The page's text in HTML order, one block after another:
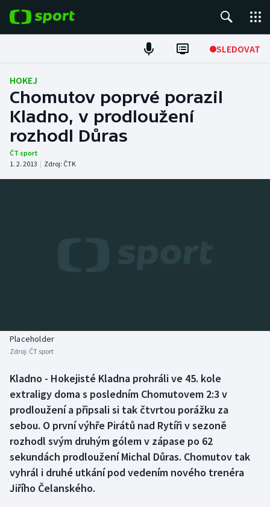
SLEDOVAT
Fotbal
Hokej
Tenis
Atletika
Biatlon
Box
Curling
Dostihy
Florbal
Aplikace ČT sport
HOKEJ
Chomutov poprvé porazil
Kladno, v prodloužení
rozhodl Důras
ČT sport
1. 2. 2013 | Zdroj: ČTK
Placeholder
Zdroj: ČT sport
Kladno - Hokejisté Kladna prohráli ve 45. kole
extraligy doma s posledním Chomutovem 2:3 v
prodloužení a připsali si tak čtvrtou porážku za
sebou. O první výhře Pirátů nad Rytíři v sezoně
rozhodl svým druhým gólem v zápase po 62
sekundách prodloužení Michal Důras. Chomutov tak
vyhrál i druhé utkání pod vedením nového trenéra
Jiřího Čelanského.